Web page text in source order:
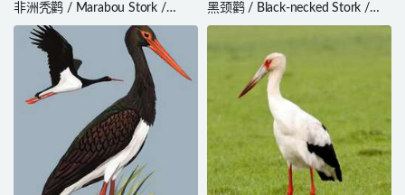
非洲秃鹳 / Marabou Stork /
Leptoptilos crumenifer
黑颈鹳 / Black-necked Stork /
Ephippiorhynchus asiaticus